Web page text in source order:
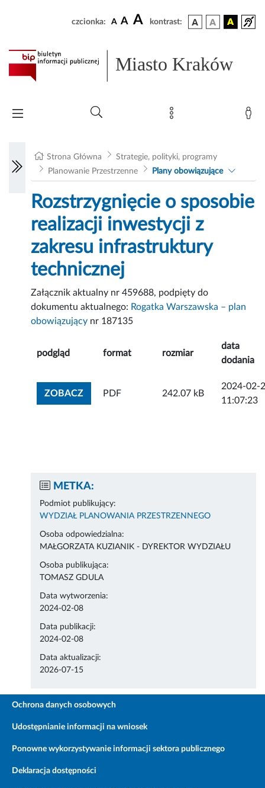
czcionka: A A A kontrast:
Miasto Kraków
Strona Główna
Strategie, polityki, programy
Planowanie Przestrzenne
Plany obowiązujące
Rozstrzygnięcie o sposobie
realizacji inwestycji z
zakresu infrastruktury
technicznej
Załącznik aktualny nr 459688, podpięty do
dokumentu aktualnego: Rogatka Warszawska – plan
obowiązujący nr 187135
podgląd format rozmiar
data
dodania
ZOBACZZOBACZ ZAŁĄCZNIK
PDF 242.07 kB
2024-02-
11:07:23
METKA:
Podmiot publikujący:
WYDZIAŁ PLANOWANIA PRZESTRZENNEGO
Osoba odpowiedzialna:
MAŁGORZATA KUZIANIK - DYREKTOR WYDZIAŁU
Osoba publikująca:
TOMASZ GDULA
Data wytworzenia:
2024-02-08
Data publikacji:
2024-02-08
Data aktualizacji:
2026-07-15
Ochrona danych osobowych
Udostępnianie informacji na wniosek
Ponowne wykorzystywanie informacji sektora publicznego
Deklaracja dostępności